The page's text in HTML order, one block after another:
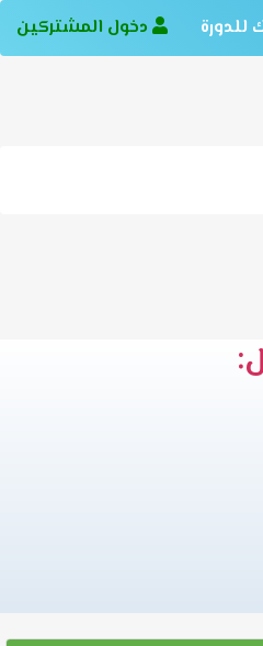
دخول المشتركين